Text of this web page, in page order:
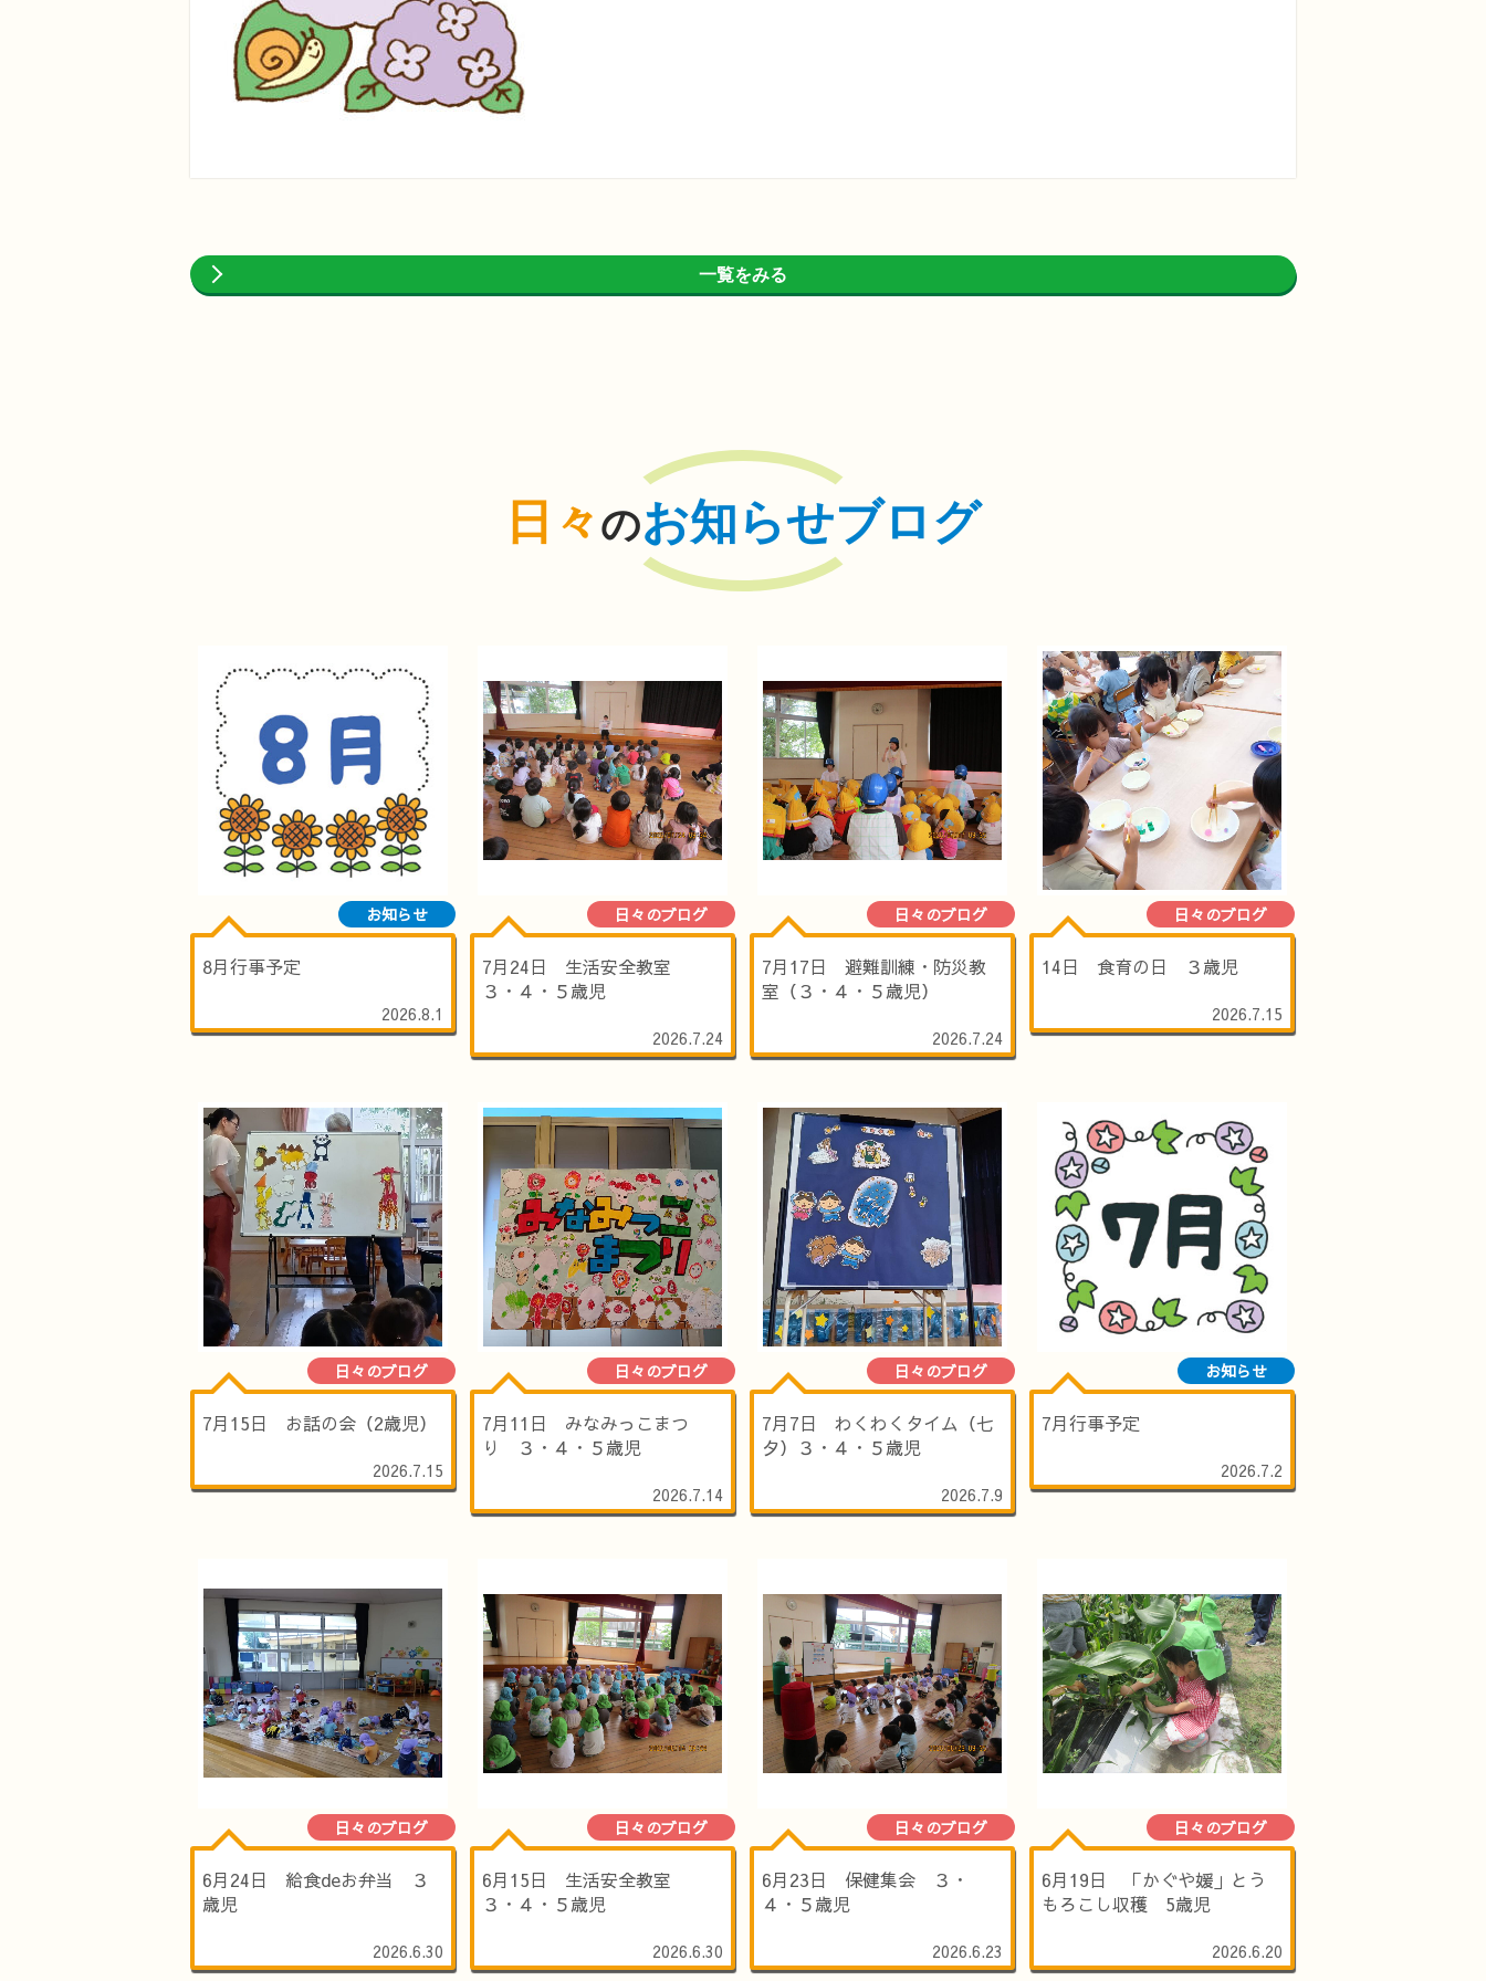
一覧をみる
日々のお知らせブログ
お知らせ
8月行事予定
2026.8.1
日々のブログ
7月24日 生活安全教室
３・４・５歳児
2026.7.24
日々のブログ
7月17日 避難訓練・防災教
室（３・４・５歳児）
2026.7.24
日々のブログ
14日 食育の日 ３歳児
2026.7.15
日々のブログ
7月15日 お話の会（2歳児）
2026.7.15
日々のブログ
7月11日 みなみっこまつ
り ３・４・５歳児
2026.7.14
日々のブログ
7月7日 わくわくタイム（七
夕）３・４・５歳児
2026.7.9
お知らせ
7月行事予定
2026.7.2
日々のブログ
6月24日 給食deお弁当 ３
歳児
2026.6.30
日々のブログ
6月15日 生活安全教室
３・４・５歳児
2026.6.30
日々のブログ
6月23日 保健集会 ３・
４・５歳児
2026.6.23
日々のブログ
6月19日 「かぐや媛」とう
もろこし収穫 5歳児
2026.6.20